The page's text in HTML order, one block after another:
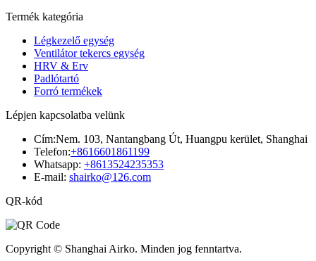
Termék kategória
Légkezelő egység
Ventilátor tekercs egység
HRV & Erv
Padlótartó
Forró termékek
Lépjen kapcsolatba velünk
Cím:Nem. 103, Nantangbang Út, Huangpu kerület, Shanghai
Telefon:+8616601861199
Whatsapp: +8613524235353
E-mail: shairko@126.com
QR-kód
Copyright © Shanghai Airko. Minden jog fenntartva.